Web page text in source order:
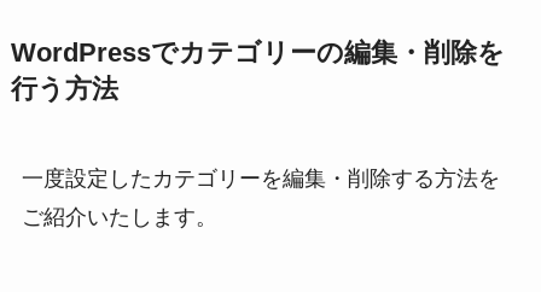
WordPressでカテゴリーの編集・削除を
行う方法
一度設定したカテゴリーを編集・削除する方法を
ご紹介いたします。